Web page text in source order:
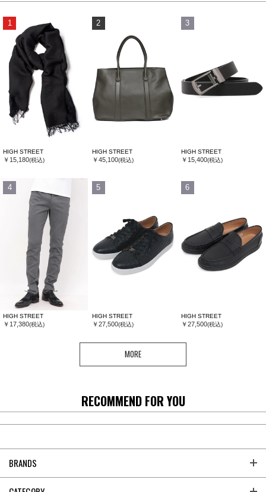
1
HIGH STREET
￥15,180(税込)
2
HIGH STREET
￥45,100(税込)
3
HIGH STREET
￥15,400(税込)
4
HIGH STREET
￥17,380(税込)
5
HIGH STREET
￥27,500(税込)
6
HIGH STREET
￥27,500(税込)
MORE
RECOMMEND FOR YOU
BRANDS